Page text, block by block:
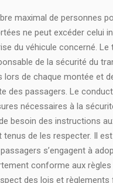
maximal de personnes
ne peut excéder celui
du véhicule concerné. Le
de la sécurité du
lors de chaque montée et
des passagers. Le
nécessaires à la
besoin des instructions
tenus de les respecter. Il
s’engagent à
conforme aux règles
des lois et règlements